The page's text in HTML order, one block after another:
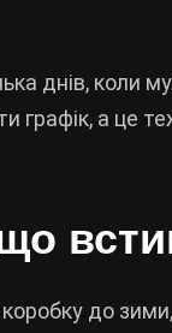
днів, коли
графік, а це
до